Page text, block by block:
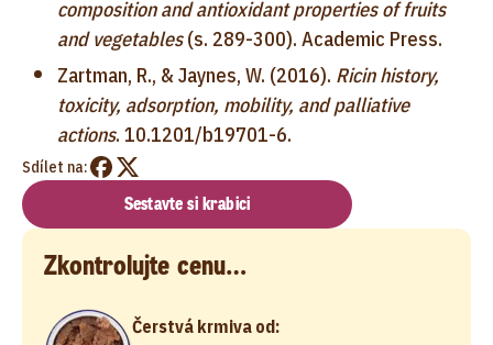
composition and antioxidant properties of fruits
and vegetables(s. 289-300). Academic Press.
Zartman, R., & Jaynes, W. (2016). Ricin history,
toxicity, adsorption, mobility, and palliative
actions. 10.1201/b19701-6.
Sdílet na:
Sestavte si krabici
Zkontrolujte cenu…
Čerstvá krmiva od: